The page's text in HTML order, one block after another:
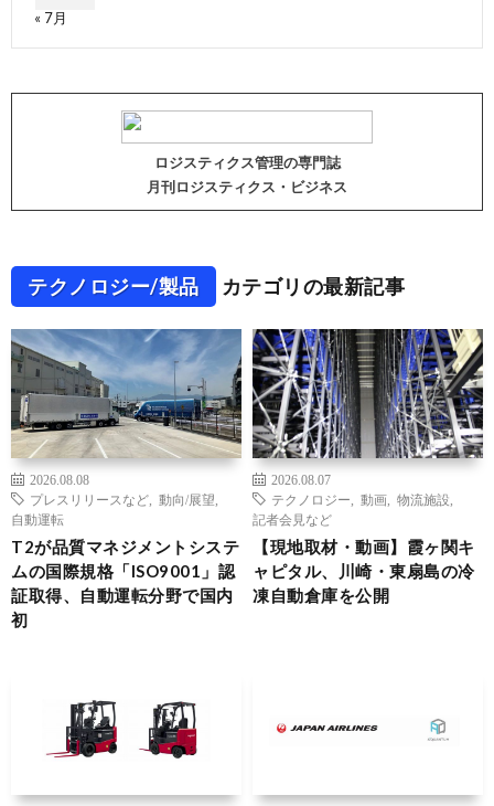
« 7月
ロジスティクス管理の専門誌
月刊ロジスティクス・ビジネス
テクノロジー/製品 カテゴリの最新記事
2026.08.08
プレスリリースなど
動向/展望
自動運転
T2が品質マネジメントシステ
ムの国際規格「ISO9001」認
証取得、自動運転分野で国内
初
2026.08.07
テクノロジー
動画 物流施設
記者会見など
【現地取材・動画】霞ヶ関キ
ャピタル、川崎・東扇島の冷
凍自動倉庫を公開